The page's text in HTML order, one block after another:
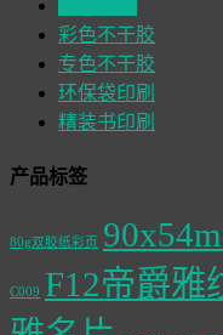
彩色不干胶
专色不干胶
环保袋印刷
精装书印刷
产品标签
80g双胶纸彩页
C009 F12帝爵雅